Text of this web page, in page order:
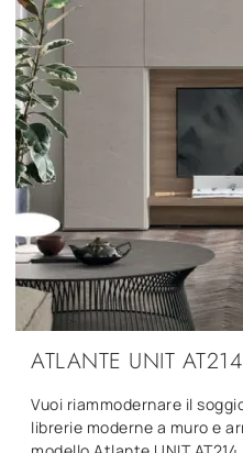
ATLANTE UNIT AT214
Vuoi riammodernare il
librerie moderne a muro e